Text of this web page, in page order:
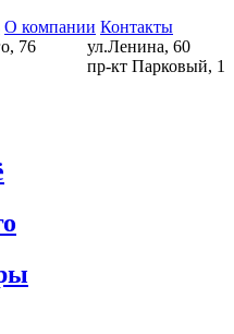
О компании Контакты
76
ул.Ленина, 60
пр-кт Парковый, 1